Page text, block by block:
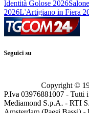
Identità Golose 2026
2026L'Artigiano in Fiera
Seguici su
Copyright ©
P.Iva 03976881007 - Tutti
Mediamond S.p.A. - RTI